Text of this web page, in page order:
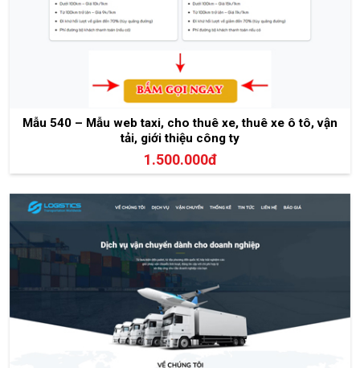
Mẫu 540 – Mẫu web taxi, cho thuê xe, thuê xe ô tô, vận
tải, giới thiệu công ty
1.500.000đ